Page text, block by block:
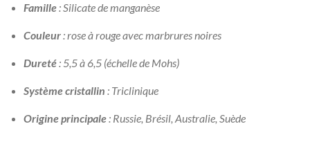
Famille: Silicate de manganèse
Couleur: rose à rouge avec marbrures noires
Dureté: 5,5 à 6,5 (échelle de Mohs)
Système cristallin : Triclinique
Origine principale: Russie, Brésil, Australie, Suède